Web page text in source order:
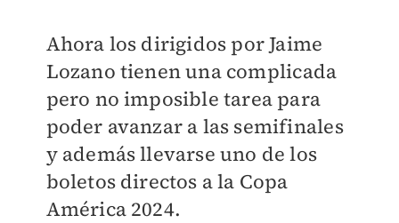
Ahora los dirigidos por Jaime
Lozano tienen una complicada
pero no imposible tarea para
poder avanzar a las semifinales
y además llevarse uno de los
boletos directos a la Copa
América 2024.